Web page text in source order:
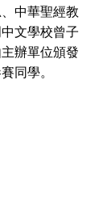
中華聖經教
文學校曾子
辦單位頒發
同學。